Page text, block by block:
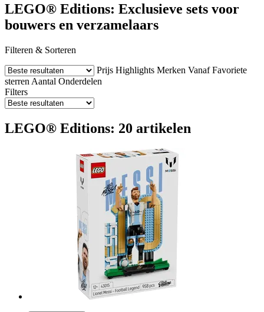
LEGO® Editions: Exclusieve sets voor
bouwers en verzamelaars
Filteren & Sorteren
Prijs Highlights Merken Vanaf Favoriete
sterren Aantal Onderdelen
Filters
LEGO® Editions: 20 artikelen